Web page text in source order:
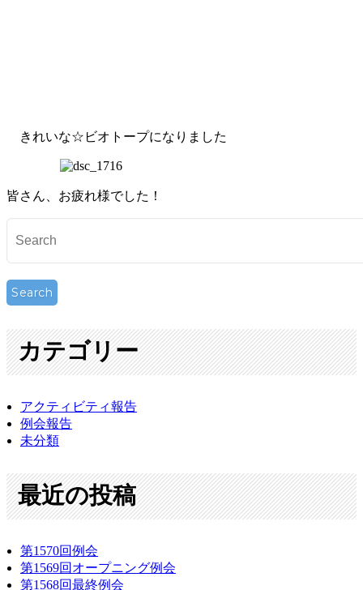
きれいな☆ビオトープになりました
皆さん、お疲れ様でした！
カテゴリー
アクティビティ報告
例会報告
未分類
最近の投稿
第1570回例会
第1569回オープニング例会
第1568回最終例会